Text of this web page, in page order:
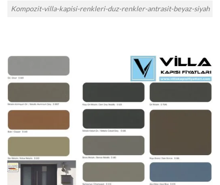
Kompozit-villa-kapisi-renkleri-duz-renkler-antrasit-beyaz-siyah